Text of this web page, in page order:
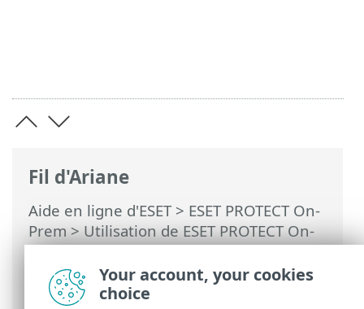
Fil d'Ariane
Aide en ligne d'ESET> ESET PROTECT On-
Prem>Utilisation de ESET PROTECT On-
Prem>ESET PROTECT On-Prem pour les
fournisseurs de services gérés>
Abonnements MSP
Your account, your cookies
choice